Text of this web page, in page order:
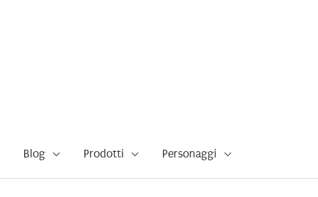
Blog Prodotti Personaggi